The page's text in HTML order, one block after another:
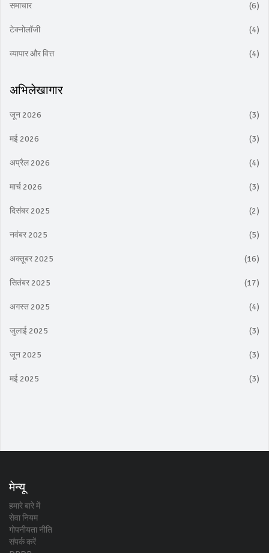
समाचार (6)
टेक्नोलॉजी (4)
व्यापार और वित्त (4)
अभिलेखागार
जून 2026 (3)
मई 2026 (3)
अप्रैल 2026 (4)
मार्च 2026 (3)
दिसंबर 2025 (2)
नवंबर 2025 (5)
अक्तूबर 2025 (16)
सितंबर 2025 (17)
अगस्त 2025 (4)
जुलाई 2025 (3)
जून 2025 (3)
मई 2025 (3)
मेन्यू
हमारे बारे में
सेवा नियम
गोपनीयता नीति
संपर्क करें